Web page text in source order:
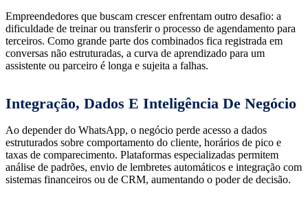
Empreendedores que buscam crescer enfrentam outro desafio: a
dificuldade de treinar ou transferir o processo de agendamento para
terceiros. Como grande parte dos combinados fica registrada em
conversas não estruturadas, a curva de aprendizado para um
assistente ou parceiro é longa e sujeita a falhas.
Integração, Dados E Inteligência De Negócio
Ao depender do WhatsApp, o negócio perde acesso a dados
estruturados sobre comportamento do cliente, horários de pico e
taxas de comparecimento. Plataformas especializadas permitem
análise de padrões, envio de lembretes automáticos e integração com
sistemas financeiros ou de CRM, aumentando o poder de decisão.